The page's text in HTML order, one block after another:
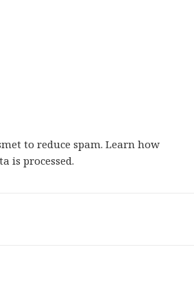
to reduce spam.Learn how
is processed.